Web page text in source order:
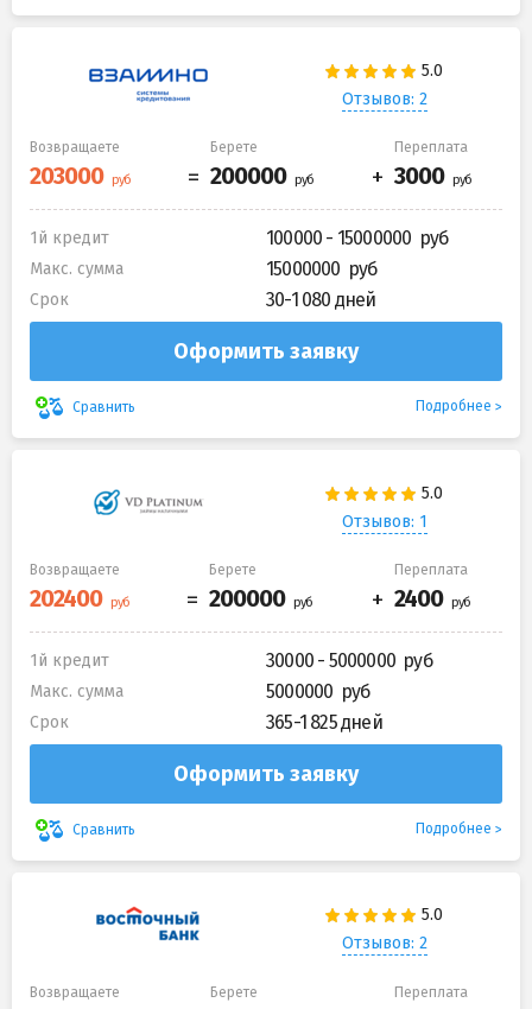
Отзывов: 2
Возвращаете Берете Переплата
1й кредит 100000 - 15000000
Макс. сумма 15000000
Срок 30-1 080 дней
Оформить заявку
Сравнить Подробнее
Отзывов: 1
Возвращаете Берете Переплата
1й кредит 30000 - 5000000
Макс. сумма 5000000
Срок 365-1 825 дней
Оформить заявку
Сравнить Подробнее
Отзывов: 2
Возвращаете Берете Переплата